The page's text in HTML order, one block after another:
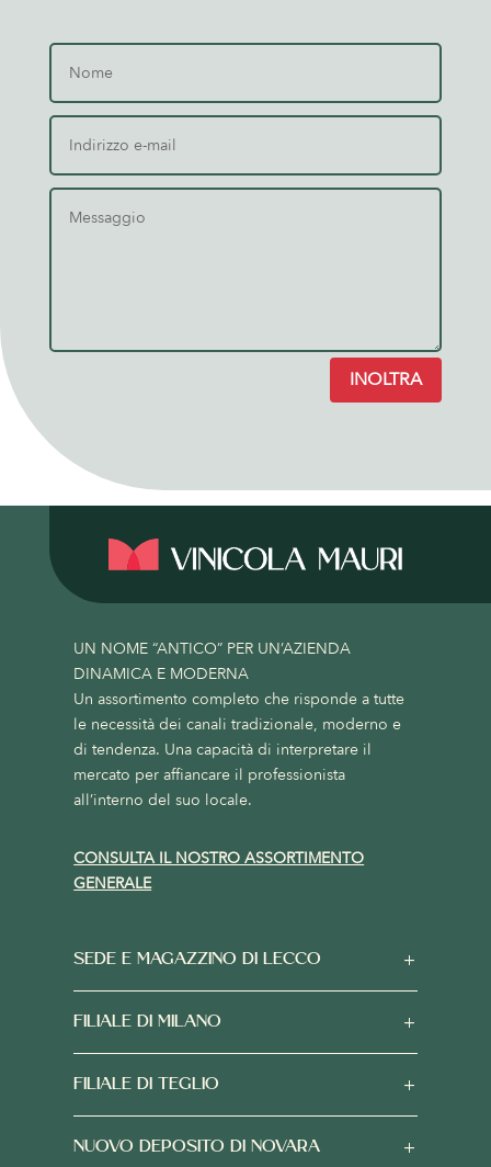
INOLTRA
UN NOME “ANTICO” PER UN’AZIENDA
DINAMICA E MODERNA
Un assortimento completo che risponde a tutte
le necessità dei canali tradizionale, moderno e
di tendenza. Una capacità di interpretare il
mercato per affiancare il professionista
all’interno del suo locale.
CONSULTA IL NOSTRO ASSORTIMENTO
GENERALE
SEDE E MAGAZZINO DI LECCO
FILIALE DI MILANO
FILIALE DI TEGLIO
NUOVO DEPOSITO DI NOVARA